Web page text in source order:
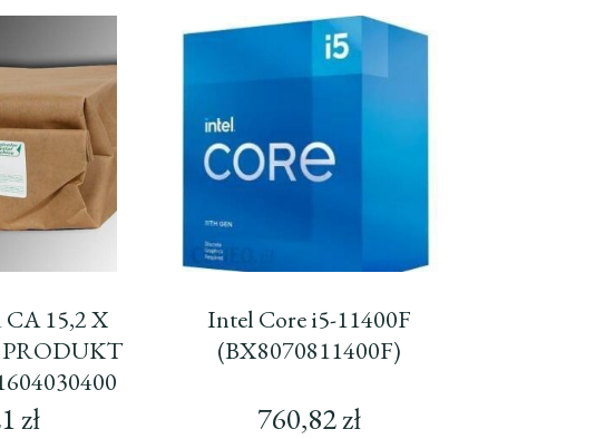
15,2 X
PRODUKT
zł
Intel Core i5-11400F
(BX8070811400F)
760,82zł